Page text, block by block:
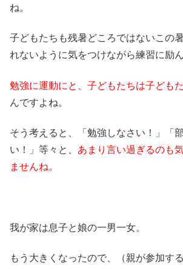
ね。
子どもたちも残暑どころではないこの
れないように気をつけながら練習に励ん
勉強に運動にと、子どもたちは子ども
んですよね。
そう考えると、「勉強しなさい！」「
い！」等々と、 あまり言い過ぎるのも
ませんね。
我が家は息子と娘の一男一女。
もう大きくなったので、（親が参加す